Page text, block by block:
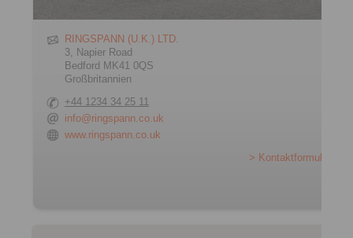
RINGSPANN (U.K.) LTD.
3, Napier Road
Bedford MK41 0QS
Großbritannien
+44 1234 34 25 11
info@ringspann.co.uk
www.ringspann.co.uk
> Kontaktformular